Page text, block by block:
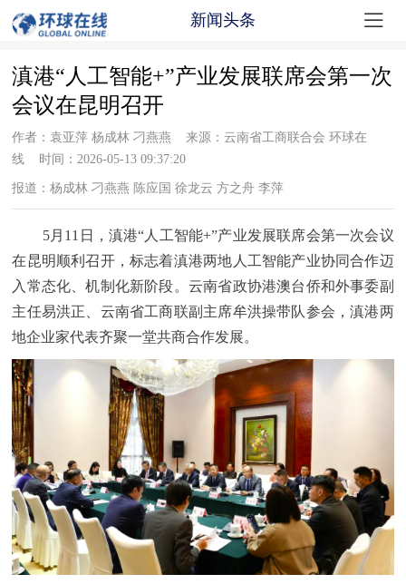
新闻头条 
滇港“人工智能+”产业发展联席会第一次
会议在昆明召开
作者：袁亚萍 杨成林 刁燕燕 来源：云南省工商联合会 环球在
线 时间：2026-05-13 09:37:20
报道：杨成林 刁燕燕 陈应国 徐龙云 方之舟 李萍
5月11日，滇港“人工智能+”产业发展联席会第一次会议
在昆明顺利召开，标志着滇港两地人工智能产业协同合作迈
入常态化、机制化新阶段。 云南省政协港澳台侨和外事委副
主任易洪正、云南省工商联副主席牟洪操带队参会，滇港两
地企业家代表齐聚一堂共商合作发展。